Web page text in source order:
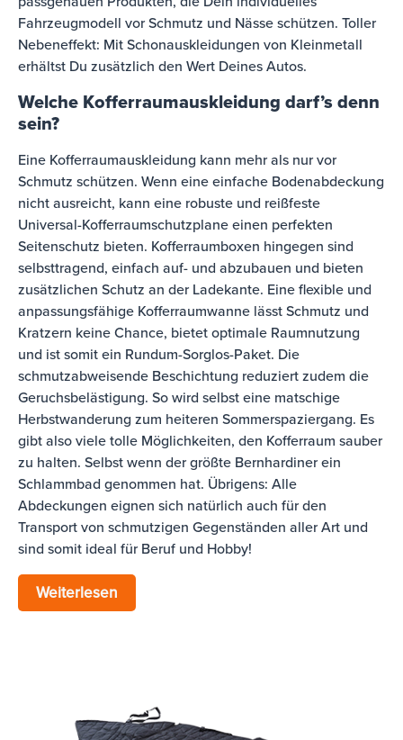
Fahrzeugmodell vor Schmutz und Nässe schützen. Toller
Nebeneffekt: Mit Schonauskleidungen von Kleinmetall
erhältst Du zusätzlich den Wert Deines Autos.
Welche Kofferraumauskleidung darf’s denn
sein?
Eine Kofferraumauskleidung kann mehr als nur vor
Schmutz schützen. Wenn eine einfache Bodenabdeckung
nicht ausreicht, kann eine robuste und reißfeste
Universal-Kofferraumschutzplane einen perfekten
Seitenschutz bieten. Kofferraumboxen hingegen sind
selbsttragend, einfach auf- und abzubauen und bieten
zusätzlichen Schutz an der Ladekante. Eine flexible und
anpassungsfähige Kofferraumwanne lässt Schmutz und
Kratzern keine Chance, bietet optimale Raumnutzung
und ist somit ein Rundum-Sorglos-Paket. Die
schmutzabweisende Beschichtung reduziert zudem die
Geruchsbelästigung. So wird selbst eine matschige
Herbstwanderung zum heiteren Sommerspaziergang. Es
gibt also viele tolle Möglichkeiten, den Kofferraum sauber
zu halten. Selbst wenn der größte Bernhardiner ein
Schlammbad genommen hat. Übrigens: Alle
Abdeckungen eignen sich natürlich auch für den
Transport von schmutzigen Gegenständen aller Art und
sind somit ideal für Beruf und Hobby!